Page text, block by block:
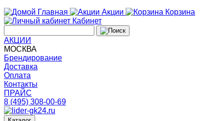
Главная
Акции
Корзина
Кабинет
АКЦИИ
МОСКВА
Брендирование
Доставка
Оплата
Контакты
ПРАЙС
8 (495) 308-00-69